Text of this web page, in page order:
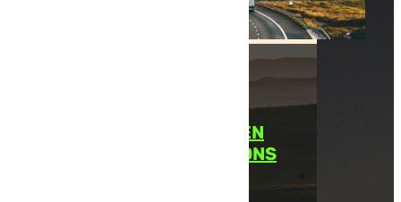
TRANSPORT ROUTIER EN
EUROPE : DES LIVRAISONS